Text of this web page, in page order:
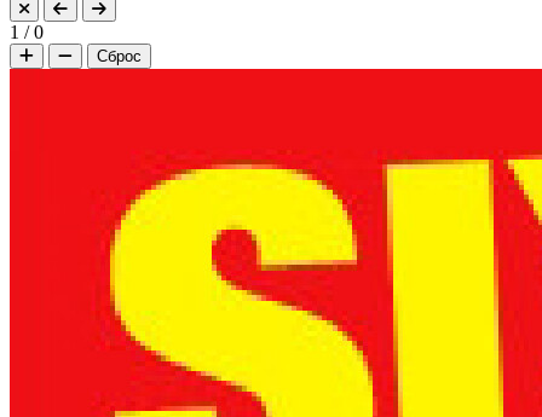
1 /0
Сброс